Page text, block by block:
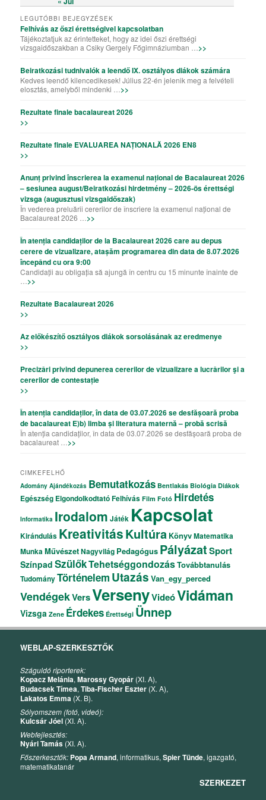
LEGUTÓBBI BEJEGYZÉSEK
Felhívás az őszi érettségivel kapcsolatban
Tájékoztatjuk az érintetteket, hogy az idei őszi érettségi
vizsgaidőszakban a Csiky Gergely Főgimnáziumban … >>
Beiratkozási tudnivalók a leendő IX. osztályos diákok számára
Kedves leendő kilencedikesek! Július 22-én jelenik meg a felvételi
elosztás, amelyből mindenki … >>
Rezultate finale bacalaureat 2026
>>
Rezultate finale EVALUAREA NAȚIONALĂ 2026 EN8
>>
Anunț privind înscrierea la examenul național de Bacalaureat 2026
– sesiunea august/Beiratkozási hirdetmény – 2026-ös érettségi
vizsga (augusztusi vizsgaidőszak)
În vederea preluării cererilor de înscriere la examenul național de
Bacalaureat 2026 … >>
În atenția candidaților de la Bacalaureat 2026 care au depus
cerere de vizualizare, atașăm programarea din data de 8.07.2026
începând cu ora 9:00
Candidații au obligația să ajungă în centru cu 15 minunte înainte de
>>
Rezultate Bacalaureat 2026
>>
Az előkészítő osztályos diákok sorsolásának az eredmenye
>>
Precizǎri privind depunerea cererilor de vizualizare a lucrǎrilor şi a
cererilor de contestație
>>
În atenția candidaților, în data de 03.07.2026 se desfășoară proba
de bacalaureat E)b) limba și literatura maternă – probă scrisă
În atenția candidaților, în data de 03.07.2026 se desfășoară proba de
bacalaureat … >>
CIMKEFELHŐ
Adomány Ajándékozás Bemutatkozás Bentlakás Biológia Diákok
Egészség ElgondolkodtatóFelhívás Film Fotó Hirdetés
Informatika Irodalom Játék Kapcsolat
Kirándulás KreativitásKultúra KönyvMatematika
MunkaMűvészetNagyvilág Pedagógus PályázatSport
Színpad SzülőkTehetséggondozásTovábbtanulás
TudományTörténelem Utazás Van_egy_perced
VendégekVersVersenyVideóVidáman
Vizsga Zene Érdekes Érettségi Ünnep
WEBLAP-SZERKESZTŐK
Száguldó riporterek:
Kopacz Melánia,Marossy Gyopár (XI. A),
Budacsek Tímea,Tiba-Fischer Eszter (X. A),
Lakatos Emma (X. B).
Sólyomszem (fotó, videó):
Kulcsár Jóel (XI. A).
Webfejlesztés:
Nyári Tamás (XI. A).
Főszerkesztők: Popa Armand, informatikus,Spier Tünde, igazgató,
matematikatanár
SZERKEZET